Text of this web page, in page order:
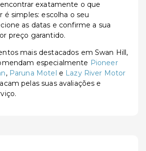
exatamente o que
é simples: escolha o seu
as datas e confirme a sua
preço garantido.
mais destacados em Swan Hill,
especialmente Pioneer
, Paruna Motel e Lazy River Motor
pelas suas avaliações e